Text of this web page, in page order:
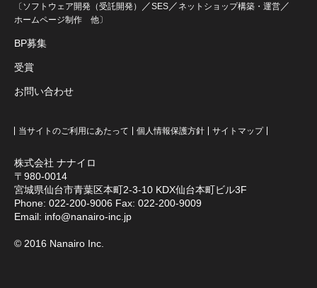
株式会社 ナナイロ
〒980-0014
宮城県仙台市青葉区本町2-3-10 KDX仙台本町ビル3F
Phone: 022-200-9006 Fax: 022-200-9009
Email: info@nanairo-inc.jp
© 2016 Nanairo Inc.
〔ソフトウェア開発（受託開発） ／SES ／ ネットショップ構築・運営 ／
ホームページ制作 他〕
BP募集
受賞
お問い合わせ
当サイトのご利用にあたって 個人情報保護方針 サイトマップ